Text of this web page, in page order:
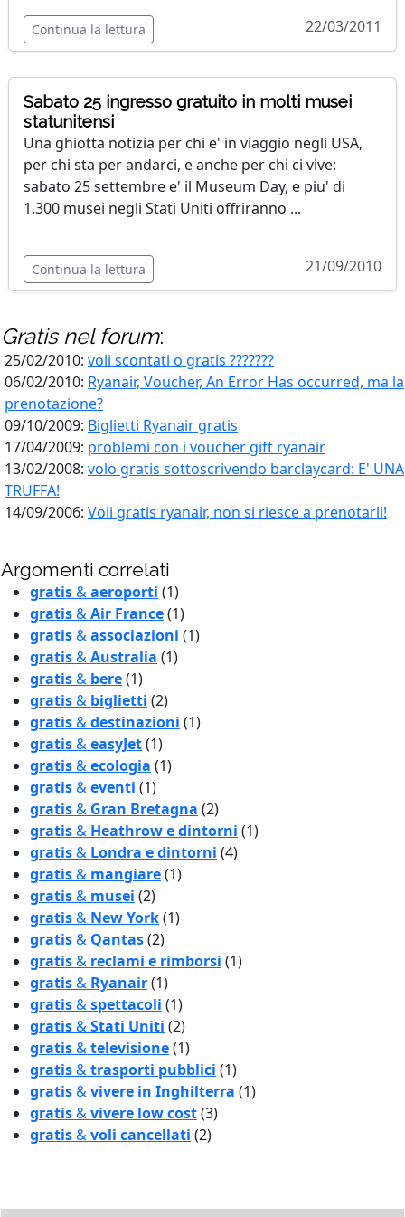
Continua la lettura 22/03/2011
Sabato 25 ingresso gratuito in molti musei
statunitensi
Una ghiotta notizia per chi e' in viaggio negli USA,
per chi sta per andarci, e anche per chi ci vive:
sabato 25 settembre e' il Museum Day, e piu' di
1.300 musei negli Stati Uniti offriranno ...
Continua la lettura 21/09/2010
Gratisnel forum:
25/02/2010: voli scontati o gratis ???????
06/02/2010: Ryanair, Voucher, An Error Has occurred, ma la
prenotazione?
09/10/2009: Biglietti Ryanair gratis
17/04/2009: problemi con i voucher gift ryanair
13/02/2008: volo gratis sottoscrivendo barclaycard: E' UNA
TRUFFA!
14/09/2006: Voli gratis ryanair, non si riesce a prenotarli!
Argomenti correlati
gratis&aeroporti (1)
gratis&Air France(1)
gratis&associazioni (1)
gratis&Australia (1)
gratis& bere(1)
gratis& biglietti (2)
gratis&destinazioni (1)
gratis&easyJet(1)
gratis&ecologia (1)
gratis&eventi (1)
gratis& Gran Bretagna (2)
gratis& Heathrow e dintorni (1)
gratis& Londra e dintorni (4)
gratis& mangiare(1)
gratis& musei (2)
gratis& New York(1)
gratis& Qantas(2)
gratis& reclami e rimborsi (1)
gratis& Ryanair(1)
gratis&spettacoli (1)
gratis&Stati Uniti (2)
gratis&televisione(1)
gratis&trasporti pubblici (1)
gratis&vivere in Inghilterra (1)
gratis&vivere low cost(3)
gratis&voli cancellati (2)